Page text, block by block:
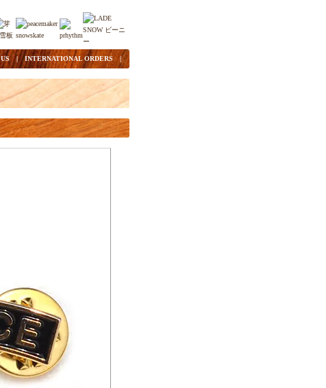
|INTERNATIONAL ORDERS |